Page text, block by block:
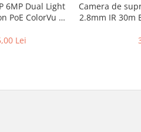
6MP Dual Light
PoE ColorVu –
Lei
Camera de
2.8mm IR 30m